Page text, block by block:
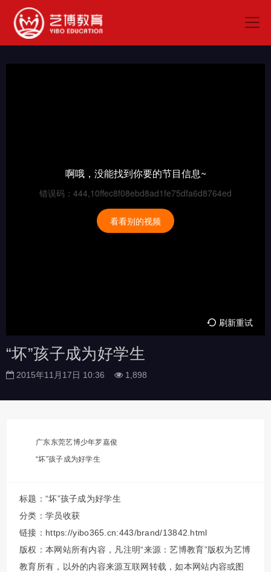
啊哦，没能找到你要的节目信息~
错误码：444,10ffec8f08ebd8ad1fe75dfa6d8764ed
看看别的视频
刷新重试
“坏”孩子成为好学生
2015年11月17日 10:36 1,898
广东东莞艺博少年罗嘉俊
“坏”孩子成为好学生
标题：“坏”孩子成为好学生
分类： 学员收获
链接：https://yibo365.cn:443/brand/13842.html
版权：本网站所有内容，凡注明“来源：艺博教育”版权为艺博
教育所有，以外的内容来源互联网转载，如本网站内容或图